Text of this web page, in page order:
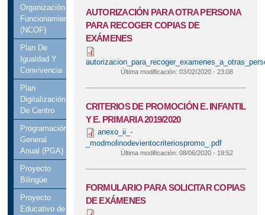
Organización
Funcionamiento
(NCOF)
Plan De
Igualdad Y
Convivencia
Plan
Digitalización
De Centro
Programación
General
Anual (PGA)
Proyecto
Bilingüe
Proyecto
Educativo de
AUTORIZACIÓN PARA OTRA PERSONA
PARA RECOGER COPIAS DE
EXÁMENES
Última modificación:03/02/2020 - 23:08
CRITERIOS DE PROMOCIÓN E. INFANTIL
Y E. PRIMARIA 2019/2020
anexo_ii_-
_modmolinodevientocriteriospromo_.pdf
Última modificación:08/06/2020 - 19:52
FORMULARIO PARA SOLICITAR COPIAS
DE EXÁMENES